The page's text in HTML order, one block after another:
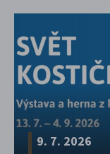
9. 7. 2026